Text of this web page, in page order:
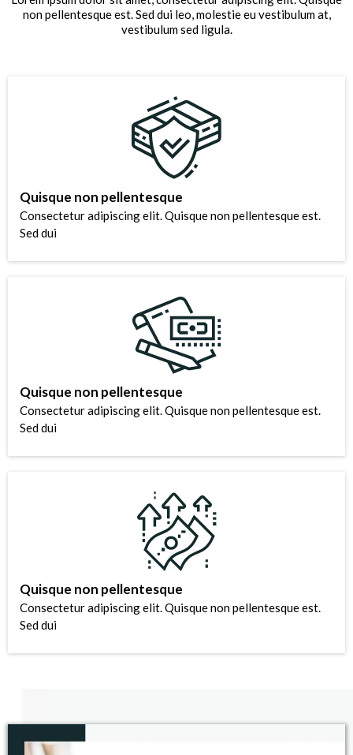
non pellentesque est. Sed dui leo, molestie eu vestibulum at,
vestibulum sed ligula.
Quisque non pellentesque
Consectetur adipiscing elit. Quisque non pellentesque est.
Sed dui
Quisque non pellentesque
Consectetur adipiscing elit. Quisque non pellentesque est.
Sed dui
Quisque non pellentesque
Consectetur adipiscing elit. Quisque non pellentesque est.
Sed dui